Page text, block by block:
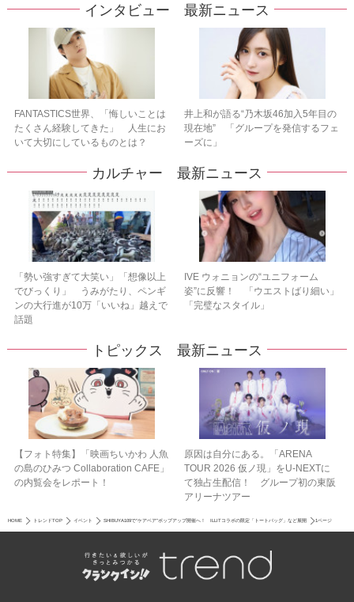
インタビュー 最新ニュース
FANTASTICS世界、「悔しいことは
たくさん経験してきた」 人生にお
いて大切にしているものとは？
井上和が語る“乃木坂46加入5年目の
現在地” 「グループを発信するフェ
ーズに」
カルチャー 最新ニュース
「勢い強すぎて大笑い」「想像以上
でびっくり」 うみがたり、ペンギ
ンの大行進が10万「いいね」越えで
話題
IVE ウォニョンの“ユニフォーム
姿”に反響！ 「ウエストばり細い」
「完璧なスタイル」
トピックス 最新ニュース
【フォト特集】「映画ちいかわ 人魚
の島のひみつ Collaboration CAFE」
の内覧会をレポート！
原因は自分にある。「ARENA
TOUR 2026 仮ノ現」をU-NEXTに
て独占生配信！ グループ初の東阪
アリーナツアー
HOME トレンドTOP イベント SHIBUYA109で“ケアベア”ポップアップ開催へ！ ILLITコラボの限定「トートバッグ」など展開 1ページ